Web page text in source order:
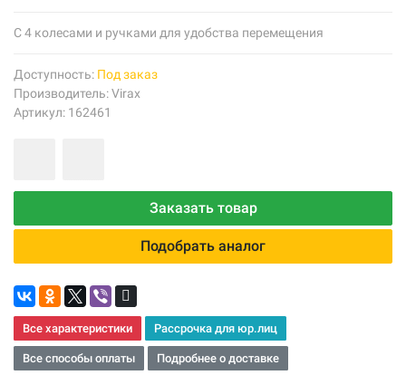
С 4 колесами и ручками для удобства перемещения
Доступность: Под заказ
Производитель:Virax
Артикул: 162461
Заказать товар
Подобрать аналог
Все характеристики Рассрочка для юр.лиц
Все способы оплаты Подробнее о доставке